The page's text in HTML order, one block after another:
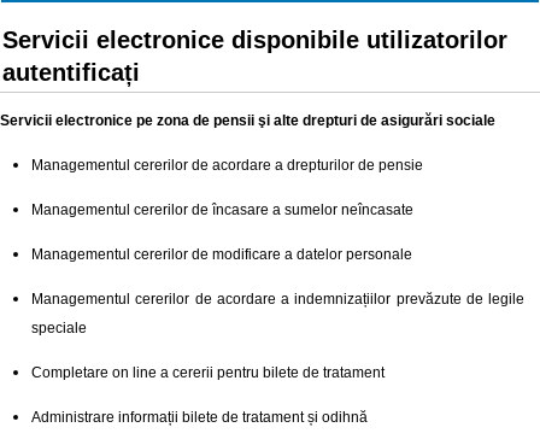
Servicii electronice disponibile utilizatorilor
autentificați
Servicii electronice pe zona de pensii şi alte drepturi de asigurări sociale
Managementul cererilor de acordare a drepturilor de pensie
Managementul cererilor de încasare a sumelor neîncasate
Managementul cererilor de modificare a datelor personale
Managementul cererilor de acordare a indemnizațiilor prevăzute de legile
speciale
Completare on line a cererii pentru bilete de tratament
Administrare informații bilete de tratament și odihnă